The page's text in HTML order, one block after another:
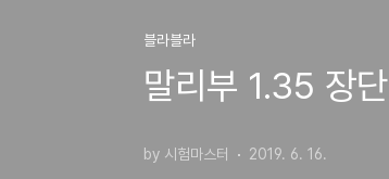
블라블라
말리부 1.35 장
by 시험마스터 2019. 6. 16.